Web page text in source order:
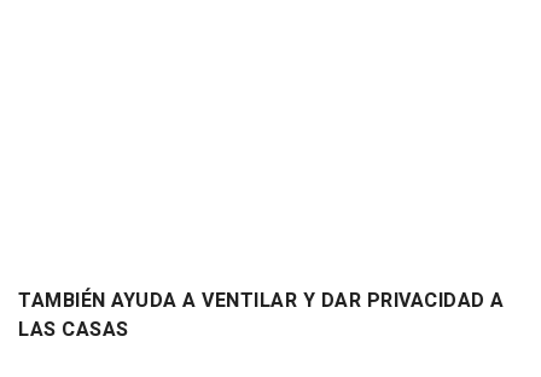
TAMBIÉN AYUDA A VENTILAR Y DAR PRIVACIDAD A
LAS CASAS